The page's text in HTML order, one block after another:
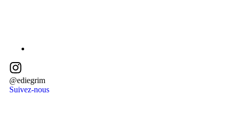
@ediegrim
Suivez-nous